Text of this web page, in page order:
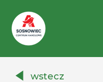
Auchanwstecz